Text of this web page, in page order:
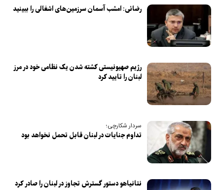
رضائی: امشب آسمان سرزمین‌های اشغالی را ببینید
رژیم صهیونیستی کشته شدن یک نظامی خود در مرز
لبنان را تایید کرد
سردار شکارچی؛
تداوم جنایات در لبنان قابل تحمل نخواهد بود
نتانیاهو دستور گسترش تجاوز در لبنان را صادر کرد